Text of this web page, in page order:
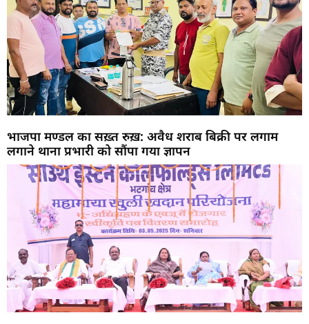
भाजपा मण्डल का सख़्त रुख़: अवैध शराब बिक्री पर लगाम
लगाने थाना प्रभारी को सौंपा गया ज्ञापन